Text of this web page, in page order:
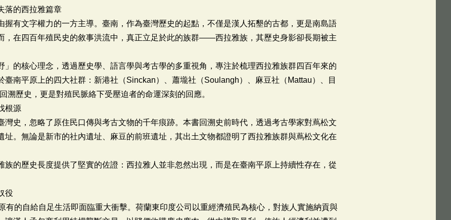
落的西拉雅篇章
握有文字權力的一方主導。臺南，作為臺灣歷史的起點，不僅是漢人拓墾的古都，更是南島語
，在四百年殖民史的敘事洪流中，真正立足於此的族群——西拉雅族，其歷史身影卻長期被主
」的核心理念，透過歷史學、語言學與考古學的多重視角，專注於梳理西拉雅族群四百年來的
臺南平原上的四大社群：新港社（Sinckan）、蕭壠社（Soulangh）、麻豆社（Mattau）、目
溯歷史，更是對殖民脈絡下受壓迫者的命運深刻的回應。
根源
灣史，忽略了原住民口傳與考古文物的千年痕跡。本書回溯史前時代，透過考古學家對蔦松文
址。無論是新市的社內遺址、麻豆的前班遺址，其出土文物都證明了西拉雅族群與蔦松文化在
族的歷史長度提供了堅實的佐證：西拉雅人並非忽然出現，而是在臺南平原上持續性存在，從
役
有的自給自足生活即面臨重大衝擊。荷蘭東印度公司以重經濟殖民為核心，對族人實施納貢與